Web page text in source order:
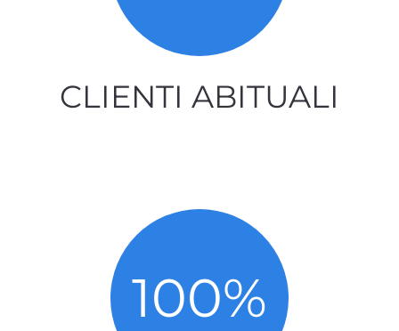
CLIENTI ABITUALI
100%